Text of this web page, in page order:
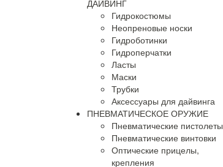
ДАЙВИНГ
Гидрокостюмы
Неопреновые носки
Гидроботинки
Гидроперчатки
Ласты
Маски
Трубки
Аксессуары для дайвинга
ПНЕВМАТИЧЕСКОЕ ОРУЖИЕ
Пневматические пистолеты
Пневматические винтовки
Оптические прицелы,
крепления